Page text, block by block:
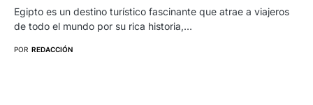
Egipto es un destino turístico fascinante que atrae a viajeros
de todo el mundo por su rica historia,…
POR REDACCIÓN